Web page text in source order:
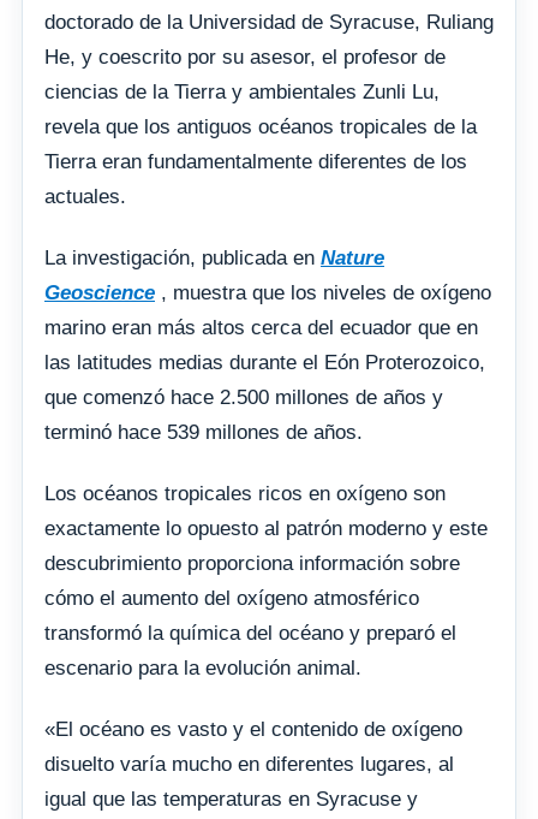
doctorado de la Universidad de Syracuse, Ruliang
He, y coescrito por su asesor, el profesor de
ciencias de la Tierra y ambientales Zunli Lu,
revela que los antiguos océanos tropicales de la
Tierra eran fundamentalmente diferentes de los
actuales.
La investigación, publicada en Nature
Geoscience , muestra que los niveles de oxígeno
marino eran más altos cerca del ecuador que en
las latitudes medias durante el Eón Proterozoico,
que comenzó hace 2.500 millones de años y
terminó hace 539 millones de años.
Los océanos tropicales ricos en oxígeno son
exactamente lo opuesto al patrón moderno y este
descubrimiento proporciona información sobre
cómo el aumento del oxígeno atmosférico
transformó la química del océano y preparó el
escenario para la evolución animal.
«El océano es vasto y el contenido de oxígeno
disuelto varía mucho en diferentes lugares, al
igual que las temperaturas en Syracuse y